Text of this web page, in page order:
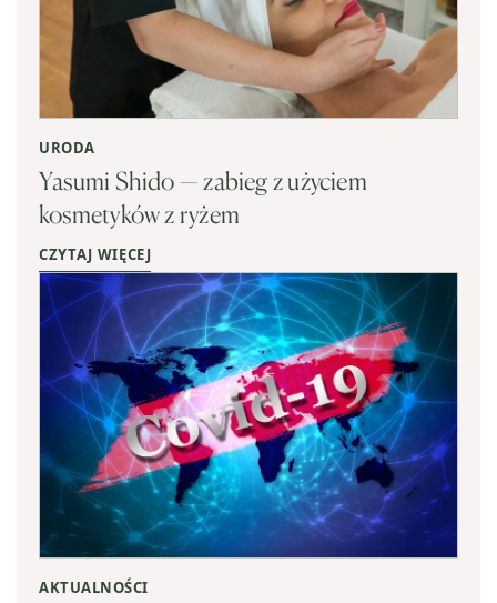
URODA
Yasumi Shido — zabieg z użyciem
kosmetyków z ryżem
CZYTAJ WIĘCEJ
AKTUALNOŚCI